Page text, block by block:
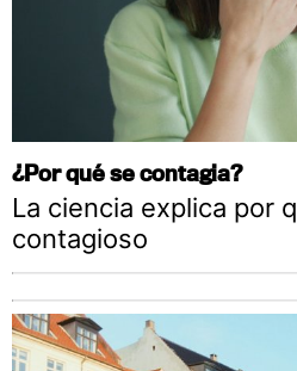
¿Por qué se contagia?
La ciencia explica por
contagioso